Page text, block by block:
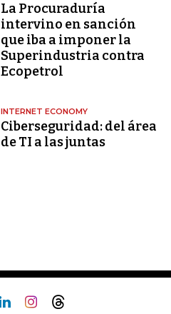
La Procuraduría
intervino en sanción
que iba a imponer la
Superindustria contra
Ecopetrol
INTERNET ECONOMY
Ciberseguridad: del área
de TI a las juntas